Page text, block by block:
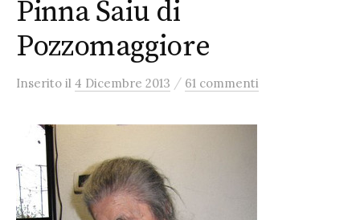
Pinna Saiu di
Pozzomaggiore
Inserito il 4 Dicembre 2013 / 61 commenti